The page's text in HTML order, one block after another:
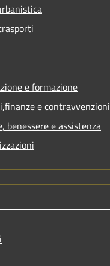
e formazione
e contravvenzioni
benessere e assistenza